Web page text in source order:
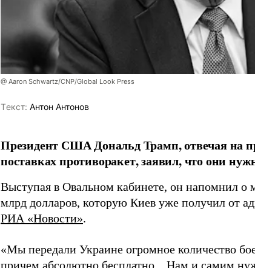
@ Aaron Schwartz/CNP/Global Look Press
Tекст: Антон Антонов
Президент США Дональд Трамп, отвечая на
поставках противоракет, заявил, что они
Выступая в Овальном кабинете, он напомнил
млрд долларов, которую Киев уже получил от
РИА «Новости».
«Мы передали Украине огромное количество
причем абсолютно бесплатно... Нам и самим